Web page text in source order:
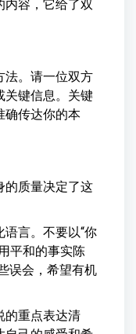
内容，它给了双
法。请一位双方
关键信息。关键
确传达你的本
的质量决定了这
言。不要以“你
平和的事实陈
误会，希望有机
的重点表达清